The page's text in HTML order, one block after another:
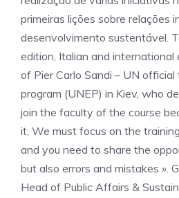
primeiras lições sobre relações
desenvolvimento sustentável.
edition, Italian and
of Pier Carlo Sandi – UN
program (UNEP) in Kiev, who
join the faculty of the course
it, We must focus on the
and you need to share the
but also errors and mistakes ».
Head of Public Affairs &